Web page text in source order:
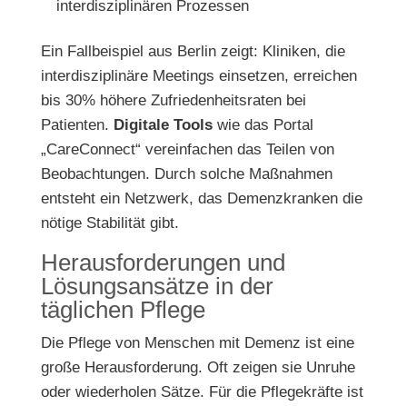
interdisziplinären Prozessen
Ein Fallbeispiel aus Berlin zeigt: Kliniken, die
interdisziplinäre Meetings einsetzen, erreichen
bis 30% höhere Zufriedenheitsraten bei
Patienten. Digitale Toolswie das Portal
„CareConnect“ vereinfachen das Teilen von
Beobachtungen. Durch solche Maßnahmen
entsteht ein Netzwerk, das Demenzkranken die
nötige Stabilität gibt.
Herausforderungen und
Lösungsansätze in der
täglichen Pflege
Die Pflege von Menschen mit Demenz ist eine
große Herausforderung. Oft zeigen sie Unruhe
oder wiederholen Sätze. Für die Pflegekräfte ist